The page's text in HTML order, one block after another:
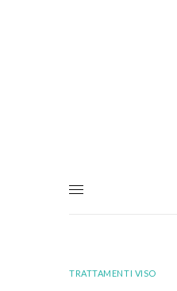
TRATTAMENTI VISO